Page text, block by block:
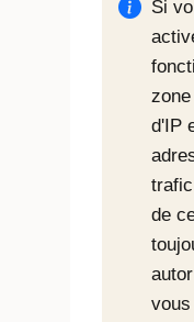
Si
d'IP
de